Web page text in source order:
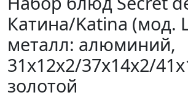
Катина/Katina (мод.
металл: алюминий,
31х12х2/37х14х2/
золотой